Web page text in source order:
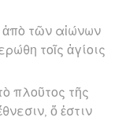
ἀπὸ τῶν αἰώνων
τοῖς ἁγίοις
πλοῦτος τῆς
ὅ ἐστιν